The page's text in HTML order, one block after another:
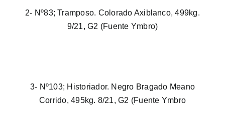
2- Nº83; Tramposo. Colorado Axiblanco, 499kg.
9/21, G2 (Fuente Ymbro)
3- Nº103; Historiador. Negro Bragado Meano
Corrido, 495kg. 8/21, G2 (Fuente Ymbro